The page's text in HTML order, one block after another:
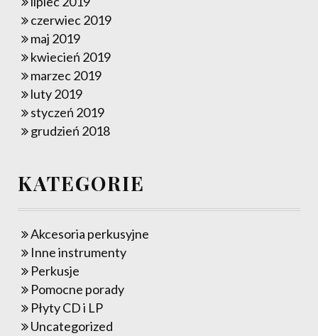
czerwiec 2019
maj 2019
kwiecień 2019
marzec 2019
luty 2019
styczeń 2019
grudzień 2018
KATEGORIE
Akcesoria perkusyjne
Inne instrumenty
Perkusje
Pomocne porady
Płyty CD i LP
Uncategorized